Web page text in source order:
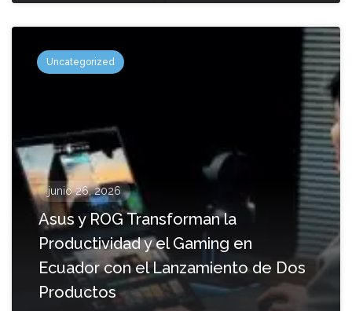
Uncategorized
junio 26, 2026
Asus y ROG Transforman la
Productividad y el Gaming en
Ecuador con el Lanzamiento de Dos
Productos